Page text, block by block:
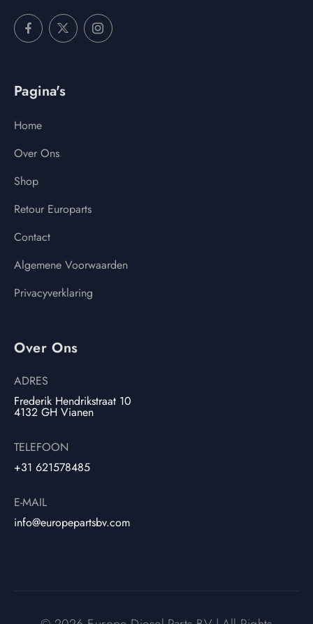
Pagina's
Home
Over Ons
Shop
Retour Europarts
Contact
Algemene Voorwaarden
Privacyverklaring
Over Ons
ADRES
Frederik Hendrikstraat 10
4132 GH Vianen
TELEFOON
+31 621578485
E-MAIL
info@europepartsbv.com